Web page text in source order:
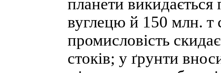
планети
вуглецю й 150 млн. т
промисловість
стоків; у ґрунти